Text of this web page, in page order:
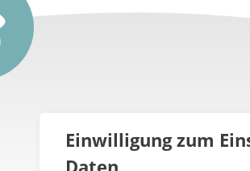
Einwilligung zum